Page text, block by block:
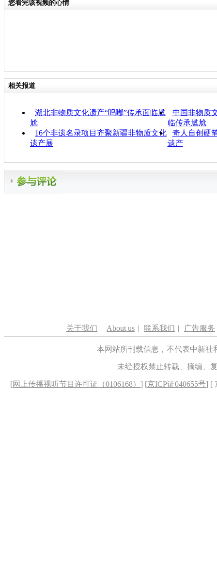
您看完该视频的心情
相关报道
湖北非物质文化遗产“呜嘟”传承面临尴
尬
中国非物质
临传承尴尬
16个非遗名录项目齐聚新疆非物质文化
遗产展
奇人自创硬
遗产
关于我们 | About us | 联系我们 | 广告服务
本网站所刊载信息，不代表中新
未经授权禁止转载、摘编、
[网上传播视听节目许可证（0106168） ] [京ICP证040655号] [